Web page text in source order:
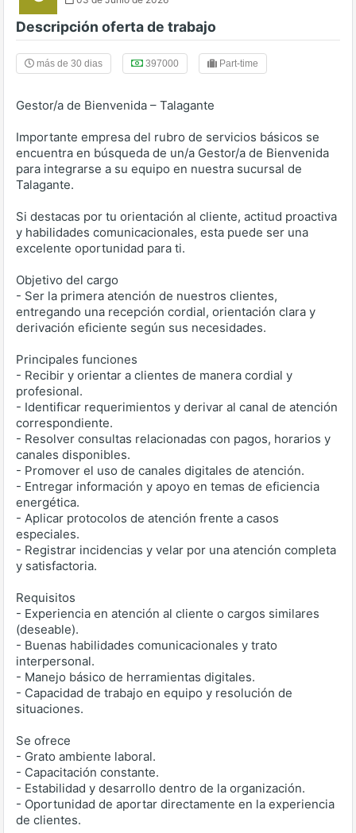
Descripción oferta de trabajo
más de 30 dias 397000 Part-time
Gestor/a de Bienvenida – Talagante
Importante empresa del rubro de servicios básicos se
encuentra en búsqueda de un/a Gestor/a de Bienvenida
para integrarse a su equipo en nuestra sucursal de
Talagante.
Si destacas por tu orientación al cliente, actitud proactiva
y habilidades comunicacionales, esta puede ser una
excelente oportunidad para ti.
Objetivo del cargo
- Ser la primera atención de nuestros clientes,
entregando una recepción cordial, orientación clara y
derivación eficiente según sus necesidades.
Principales funciones
- Recibir y orientar a clientes de manera cordial y
profesional.
- Identificar requerimientos y derivar al canal de atención
correspondiente.
- Resolver consultas relacionadas con pagos, horarios y
canales disponibles.
- Promover el uso de canales digitales de atención.
- Entregar información y apoyo en temas de eficiencia
energética.
- Aplicar protocolos de atención frente a casos
especiales.
- Registrar incidencias y velar por una atención completa
y satisfactoria.
Requisitos
- Experiencia en atención al cliente o cargos similares
(deseable).
- Buenas habilidades comunicacionales y trato
interpersonal.
- Manejo básico de herramientas digitales.
- Capacidad de trabajo en equipo y resolución de
situaciones.
Se ofrece
- Grato ambiente laboral.
- Capacitación constante.
- Estabilidad y desarrollo dentro de la organización.
- Oportunidad de aportar directamente en la experiencia
de clientes.